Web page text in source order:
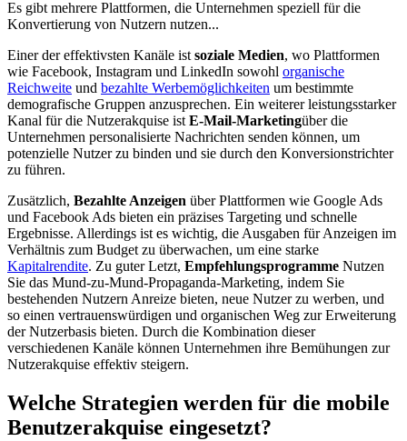
Es gibt mehrere Plattformen, die Unternehmen speziell für die
Konvertierung von Nutzern nutzen...
Einer der effektivsten Kanäle istsoziale Medien, wo Plattformen
wie Facebook, Instagram und LinkedIn sowohl organische
Reichweite und bezahlte Werbemöglichkeiten um bestimmte
demografische Gruppen anzusprechen. Ein weiterer leistungsstarker
Kanal für die Nutzerakquise istE-Mail-Marketingüber die
Unternehmen personalisierte Nachrichten senden können, um
potenzielle Nutzer zu binden und sie durch den Konversionstrichter
zu führen.
Zusätzlich, Bezahlte Anzeigen über Plattformen wie Google Ads
und Facebook Ads bieten ein präzises Targeting und schnelle
Ergebnisse. Allerdings ist es wichtig, die Ausgaben für Anzeigen im
Verhältnis zum Budget zu überwachen, um eine starke
Kapitalrendite. Zu guter Letzt, Empfehlungsprogramme Nutzen
Sie das Mund-zu-Mund-Propaganda-Marketing, indem Sie
bestehenden Nutzern Anreize bieten, neue Nutzer zu werben, und
so einen vertrauenswürdigen und organischen Weg zur Erweiterung
der Nutzerbasis bieten. Durch die Kombination dieser
verschiedenen Kanäle können Unternehmen ihre Bemühungen zur
Nutzerakquise effektiv steigern.
Welche Strategien werden für die mobile
Benutzerakquise eingesetzt?